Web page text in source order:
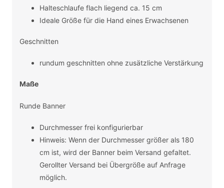
Halteschlaufe flach liegend ca. 15 cm
Ideale Größe für die Hand eines Erwachsenen
Geschnitten
rundum geschnitten ohne zusätzliche Verstärkung
Maße
Runde Banner
Durchmesser frei konfigurierbar
Hinweis: Wenn der Durchmesser größer als 180
cm ist, wird der Banner beim Versand gefaltet.
Gerollter Versand bei Übergröße auf Anfrage
möglich.